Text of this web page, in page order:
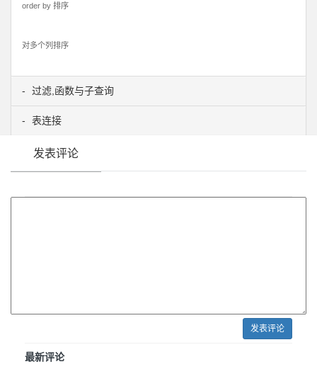
order by 排序
对多个列排序
过滤,函数与子查询
表连接
发表评论
发表评论
最新评论